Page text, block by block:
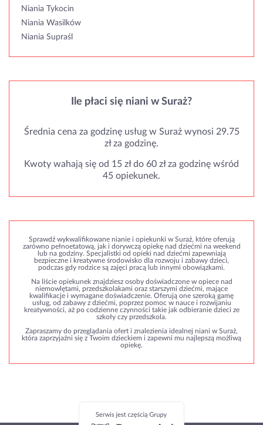
Niania Tykocin
Niania Wasilków
Niania Supraśl
Ile płaci się niani w Suraż?
Średnia cena za godzinę usług w Suraż wynosi 29.75
zł za godzinę.
Kwoty wahają się od 15 zł do 60 zł za godzinę wśród
45 opiekunek.
Sprawdź wykwalifikowane nianie i opiekunki w Suraż, które oferują
zarówno pełnoetatową, jak i dorywczą opiekę nad dziećmi na weekend
lub na godziny. Specjalistki od opieki nad dziećmi zapewniają
bezpieczne i kreatywne środowisko dla rozwoju i zabawy dzieci,
podczas gdy rodzice są zajęci pracą lub innymi obowiązkami.
Na liście opiekunek znajdziesz osoby doświadczone w opiece nad
niemowlętami, przedszkolakami oraz starszymi dziećmi, mające
kwalifikacje i wymagane doświadczenie. Oferują one szeroką gamę
usług, od zabawy z dziećmi, poprzez pomoc w nauce i rozwijaniu
kreatywności, aż po codzienne czynności takie jak odbieranie dzieci ze
szkoły czy przedszkola.
Zapraszamy do przeglądania ofert i znalezienia idealnej niani w Suraż,
która zaprzyjaźni się z Twoim dzieckiem i zapewni mu najlepszą możliwą
opiekę.